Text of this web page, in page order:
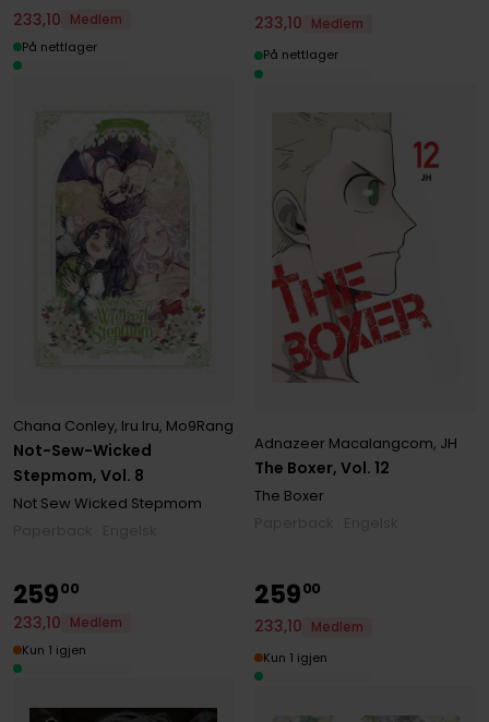
Not-Sew-Wicked
Stepmom, Vol. 8
Chana Conley, Iru Iru, Mo9Rang
Not Sew Wicked Stepmom
233,10
Medlem
På nettlager
The Boxer, Vol. 12
Adnazeer Macalangcom, JH
The Boxer
233,10
Medlem
På nettlager
25900
233,10
Medlem
Kun 1 igjen
25900
233,10
Medlem
Kun 1 igjen